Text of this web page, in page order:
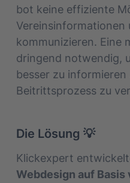
bot keine effiziente
Vereinsinformationen
kommunizieren. Eine
dringend notwendig,
besser zu informieren
Beitrittsprozess zu
Die Lösung 💡
Klickexpert
Webdesign auf Basis